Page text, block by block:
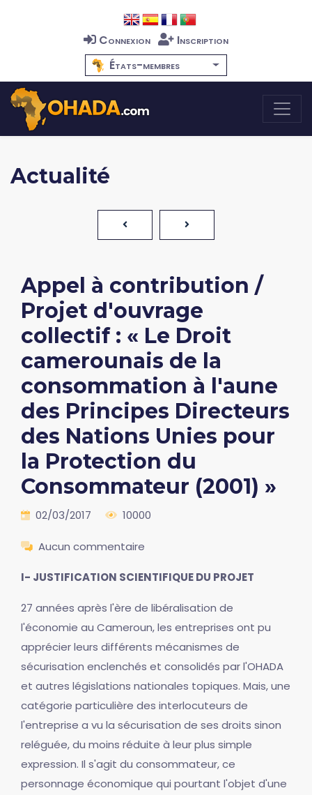
Connexion
Inscription
États-membres
Actualité
Appel à contribution /
Projet d'ouvrage
collectif : « Le Droit
camerounais de la
consommation à l'aune
des Principes Directeurs
des Nations Unies pour
la Protection du
Consommateur (2001) »
02/03/2017 10000
Aucun commentaire
I- JUSTIFICATION SCIENTIFIQUE DU PROJET
27 années après l'ère de libéralisation de
l'économie au Cameroun, les entreprises ont pu
apprécier leurs différents mécanismes de
sécurisation enclenchés et consolidés par l'OHADA
et autres législations nationales topiques. Mais, une
catégorie particulière des interlocuteurs de
l'entreprise a vu la sécurisation de ses droits sinon
reléguée, du moins réduite à leur plus simple
expression. Il s'agit du consommateur, ce
personnage économique qui pourtant l'objet d'une